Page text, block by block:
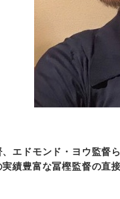
エドモンド・ヨウ監督
実績豊富な冨樫監督の直